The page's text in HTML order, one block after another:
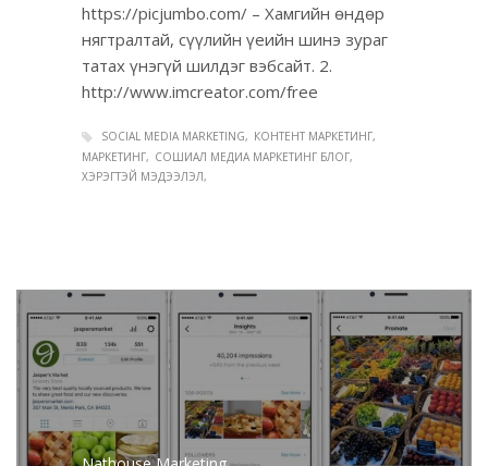
https://picjumbo.com/ – Хамгийн өндөр
нягтралтай, сүүлийн үеийн шинэ зураг
татах үнэгүй шилдэг вэбсайт. 2.
http://www.imcreator.com/free
SOCIAL MEDIA MARKETING
КОНТЕНТ МАРКЕТИНГ
МАРКЕТИНГ
СОШИАЛ МЕДИА МАРКЕТИНГ БЛОГ
ХЭРЭГТЭЙ МЭДЭЭЛЭЛ